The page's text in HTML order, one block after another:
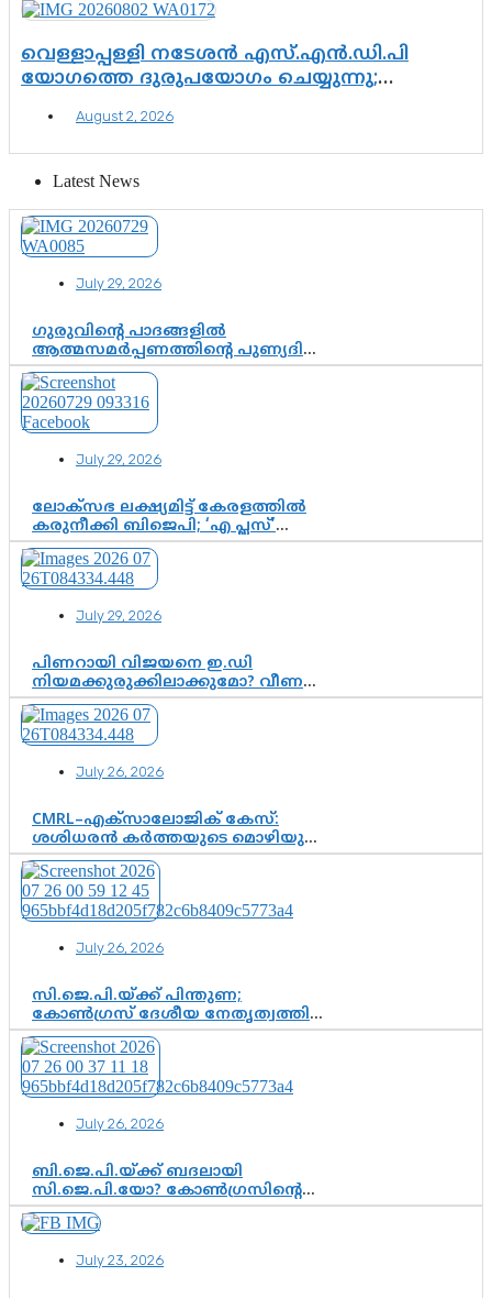
വെള്ളാപ്പള്ളി നടേശൻ എസ്.എൻ.ഡി.പി
യോഗത്തെ ദുരുപയോഗം ചെയ്യുന്നു;
വിഷവിത്ത്: ഗോകുലം ഗോപാലൻ
August 2, 2026
Latest News
July 29, 2026
ഗുരുവിന്റെ പാദങ്ങളിൽ
ആത്മസമർപ്പണത്തിന്റെ പുണ്യദിനം;
മാതാ അമൃതാനന്ദമയി മഠത്തിൽ
ഭക്തിസാന്ദ്രമായി ഗുരുപൂർണിമ
ആഘോഷം
July 29, 2026
ലോക്സഭ ലക്ഷ്യമിട്ട് കേരളത്തിൽ
കരുനീക്കി ബിജെപി; ‘എ പ്ലസ്’
മണ്ഡലങ്ങളിൽ പ്രമുഖരെ ഇറക്കി
കേന്ദ്രനേതൃത്വം, തിരുവനന്തപുരത്ത്
രാജീവ് ചന്ദ്രശേഖർ, ആറ്റിങ്ങലിൽ
ശോഭാ സുരേന്ദ്രൻ..
July 29, 2026
പിണറായി വിജയനെ ഇ.ഡി
നിയമക്കുരുക്കിലാക്കുമോ? വീണ
വിജയൻ മാപ്പുസാക്ഷിയാകുമോ?
കർത്തയുടെ മൊഴി നിർണായക
വഴിത്തിരിവാകുമോ?
July 26, 2026
CMRL–എക്‌സാലോജിക് കേസ്:
ശശിധരൻ കർത്തയുടെ മൊഴിയുടെ
അടിസ്ഥാനത്തിൽ പിണറായി
വിജയനെ ചോദ്യം ചെയ്യുന്നതിൽ ഉടൻ
തീരുമാനം; വീണയ്‌ക്കെതിരെ
കൂടുതൽ തെളിവുകൾ പരിശോധിച്ച്
July 26, 2026
സി.ജെ.പി.യ്ക്ക് പിന്തുണ;
കോൺഗ്രസ് ദേശീയ നേതൃത്വത്തിൽ
ആശങ്കയോ? പാർട്ടിക്കുള്ളിൽ
ഭിന്നാഭിപ്രായമെന്ന വിലയിരുത്തൽ
July 26, 2026
ബി.ജെ.പി.യ്ക്ക് ബദലായി
സി.ജെ.പി.യോ? കോൺഗ്രസിന്റെ
രാഷ്ട്രീയ ഇടം കൈവശപ്പെടുത്താൻ
സിജെപി ഉയർന്നുകഴിഞ്ഞോ?
വഴിത്തിരിവ്
July 23, 2026